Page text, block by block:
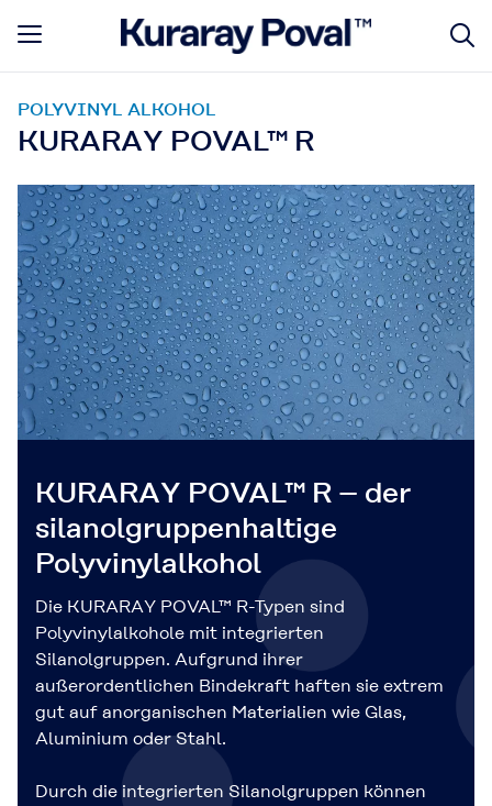
POLYVINYL ALKOHOL
KURARAY POVAL™ R
KURARAY POVAL™ R – der
silanolgruppenhaltige
Polyvinylalkohol
Die KURARAY POVAL™ R-Typen sind
Polyvinylalkohole mit integrierten
Silanolgruppen. Aufgrund ihrer
außerordentlichen Bindekraft haften sie extrem
gut auf anorganischen Materialien wie Glas,
Aluminium oder Stahl.
Durch die integrierten Silanolgruppen können